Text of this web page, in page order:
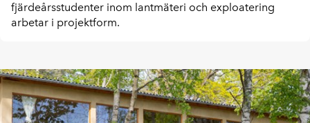
fjärdeårsstudenter inom lantmäteri och exploatering
arbetar i projektform.